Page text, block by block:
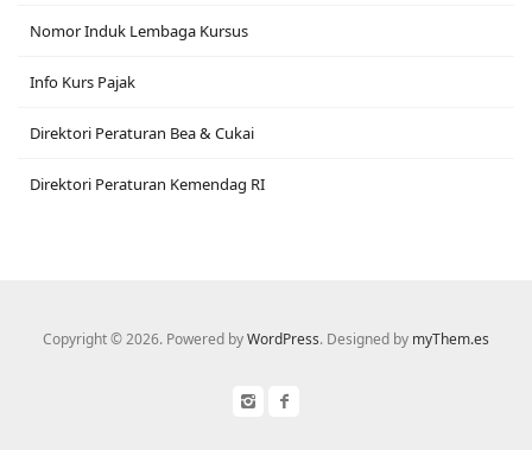
Nomor Induk Lembaga Kursus
Info Kurs Pajak
Direktori Peraturan Bea & Cukai
Direktori Peraturan Kemendag RI
Copyright © 2026. Powered byWordPress. Designed by myThem.es